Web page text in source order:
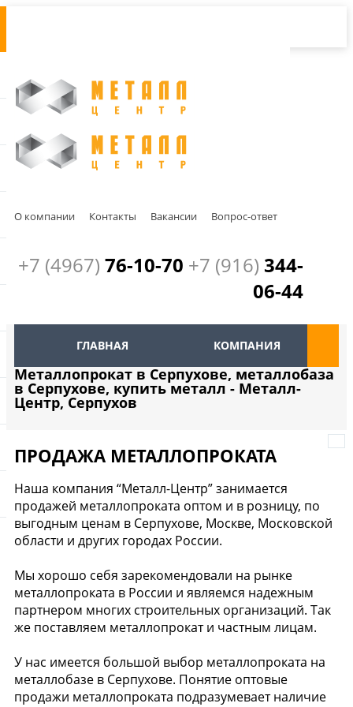
О компании Контакты Вакансии Вопрос-ответ
+7 (4967) 76-10-70 +7 (916) 344-
06-44
ГЛАВНАЯ КОМПАНИЯ
Металлопрокат в Серпухове, металлобаза
в Серпухове, купить металл - Металл-
Центр, Серпухов
ПРОДАЖА МЕТАЛЛОПРОКАТА
Наша компания “Металл-Центр” занимается
продажей металлопроката оптом и в розницу, по
выгодным ценам в Серпухове, Москве, Московской
области и других городах России.
Мы хорошо себя зарекомендовали на рынке
металлопроката в России и являемся надежным
партнером многих строительных организаций. Так
же поставляем металлопрокат и частным лицам.
У нас имеется большой выбор металлопроката на
металлобазе в Серпухове. Понятие оптовые
продажи металлопроката подразумевает наличие